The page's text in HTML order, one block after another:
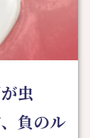
虫
負のル